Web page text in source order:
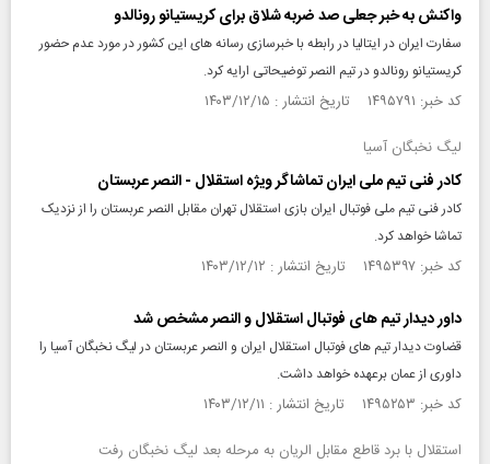
واکنش به خبر جعلی صد ضربه شلاق برای کریستیانو رونالدو
سفارت ایران در ایتالیا در رابطه با خبرسازی رسانه های این کشور در مورد عدم حضور
کریستیانو رونالدو در تیم النصر توضیحاتی ارایه کرد.
کد خبر: ۱۴۹۵۷۹۱ تاریخ انتشار : ۱۴۰۳/۱۲/۱۵
لیگ نخبگان آسیا
کادر فنی تیم ملی ایران تماشاگر ویژه استقلال - النصر عربستان
کادر فنی تیم ملی فوتبال ایران بازی استقلال تهران مقابل النصر عربستان را از نزدیک
تماشا خواهد کرد.
کد خبر: ۱۴۹۵۳۹۷ تاریخ انتشار : ۱۴۰۳/۱۲/۱۲
داور دیدار تیم های فوتبال استقلال و النصر مشخص شد
قضاوت دیدار تیم های فوتبال استقلال ایران و النصر عربستان در لیگ نخبگان آسیا را
داوری از عمان برعهده خواهد داشت.
کد خبر: ۱۴۹۵۲۵۳ تاریخ انتشار : ۱۴۰۳/۱۲/۱۱
استقلال با برد قاطع مقابل الریان به مرحله بعد لیگ نخبگان رفت